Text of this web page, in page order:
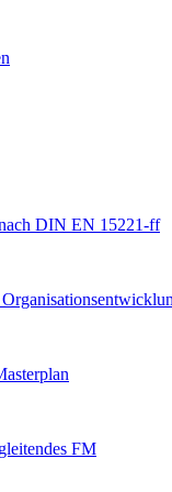
DIN EN 15221-ff
FM